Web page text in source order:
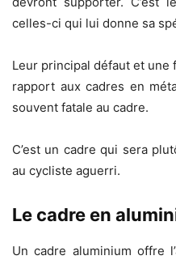
celles-ci qui lui donne sa
Leur principal défaut et une
rapport aux cadres en
souvent fatale au cadre.
C’est un cadre qui sera
au cycliste aguerri.
Le cadre en
Un cadre aluminium offre